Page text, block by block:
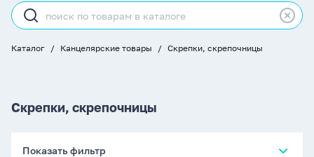
Строка
поиска
Каталог Канцелярские товары Скрепки, скрепочницы
Скрепки, скрепочницы
Показать фильтр